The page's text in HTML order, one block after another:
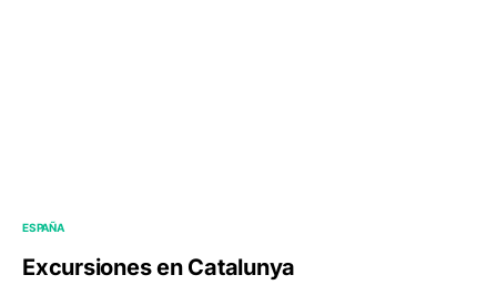
ESPAÑA
Excursiones en Catalunya